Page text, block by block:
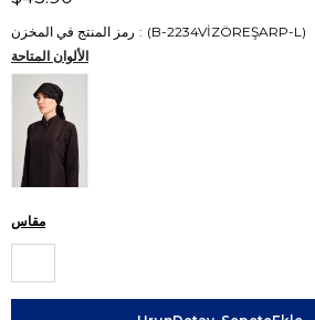
رمز المنتج في المخزن
(B-2234VİZÖREŞARP-L)
الألوان المتاحة
مقاس